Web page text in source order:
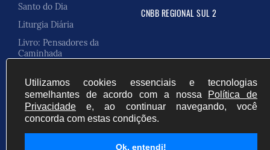
Santo do Dia
Liturgia Diária
Livro: Pensadores da
Caminhada
CNBB REGIONAL SUL 2
Desenvolvido porCúria Online do Brasil
Utilizamos cookies essenciais e tecnologias
semelhantes de acordo com a nossa
Política de
Privacidade e, ao continuar navegando, você
concorda com estas condições.
Ok. entendi!